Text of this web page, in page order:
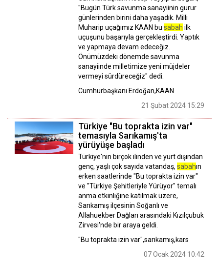
"Bugün Türk savunma sanayiinin gurur
günlerinden birini daha yaşadık. Milli
Muharip uçağımız KAAN bu sabah ilk
uçuşunu başarıyla gerçekleştirdi. Yaptık
ve yapmaya devam edeceğiz.
Önümüzdeki dönemde savunma
sanayiinde milletimize yeni müjdeler
vermeyi sürdüreceğiz" dedi.
Cumhurbaşkanı Erdoğan,KAAN
21 Şubat 2024 15:29
Türkiye "Bu toprakta izin var"
temasıyla Sarıkamış'ta
yürüyüşe başladı
Türkiye'nin birçok ilinden ve yurt dışından
genç, yaşlı çok sayıda vatandaş, sabahın
erken saatlerinde "Bu toprakta izin var"
ve "Türkiye Şehitleriyle Yürüyor" temalı
anma etkinliğine katılmak üzere,
Sarıkamış ilçesinin Soğanlı ve
Allahuekber Dağları arasındaki Kızılçubuk
Zirvesi'nde bir araya geldi.
"Bu toprakta izin var",sarıkamış,kars
07 Ocak 2024 10:42